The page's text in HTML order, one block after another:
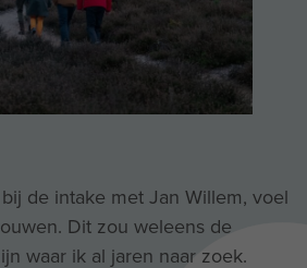
de intake met Jan Willem, voel
Dit zou weleens de
waar ik al jaren naar zoek.